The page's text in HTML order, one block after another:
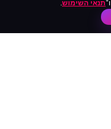
ו־תנאי השימוש.